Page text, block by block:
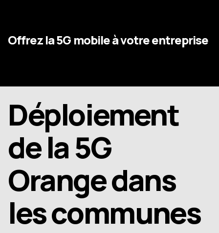
Offrez la 5G mobile à votre entreprise
Déploiement
de la 5G
Orange dans
les communes